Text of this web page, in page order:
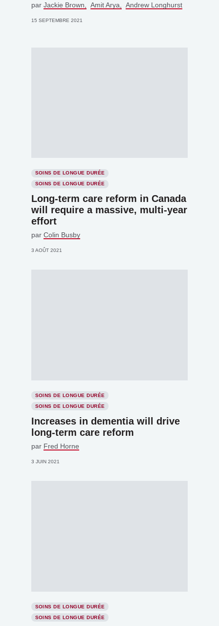
par Jackie Brown Amit Arya Andrew Longhurst
15 SEPTEMBRE 2021
SOINS DE LONGUE DURÉE
SOINS DE LONGUE DURÉE
Long-term care reform in Canada
will require a massive, multi-year
effort
par Colin Busby
3 AOÛT 2021
SOINS DE LONGUE DURÉE
SOINS DE LONGUE DURÉE
Increases in dementia will drive
long-term care reform
par Fred Horne
3 JUIN 2021
SOINS DE LONGUE DURÉE
SOINS DE LONGUE DURÉE